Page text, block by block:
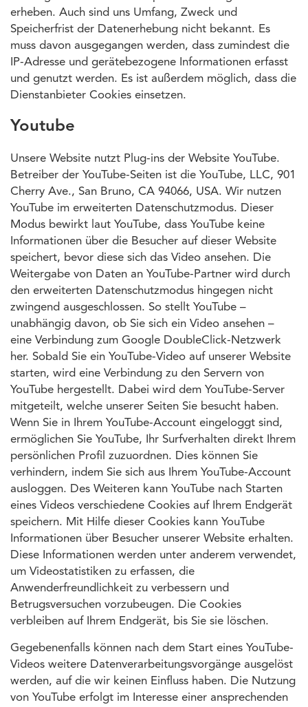
erheben. Auch sind uns Umfang, Zweck und
Speicherfrist der Datenerhebung nicht bekannt. Es
muss davon ausgegangen werden, dass zumindest die
IP-Adresse und gerätebezogene Informationen erfasst
und genutzt werden. Es ist außerdem möglich, dass die
Dienstanbieter Cookies einsetzen.
Youtube
Unsere Website nutzt Plug-ins der Website YouTube.
Betreiber der YouTube-Seiten ist die YouTube, LLC, 901
Cherry Ave., San Bruno, CA 94066, USA. Wir nutzen
YouTube im erweiterten Datenschutzmodus. Dieser
Modus bewirkt laut YouTube, dass YouTube keine
Informationen über die Besucher auf dieser Website
speichert, bevor diese sich das Video ansehen. Die
Weitergabe von Daten an YouTube-Partner wird durch
den erweiterten Datenschutzmodus hingegen nicht
zwingend ausgeschlossen. So stellt YouTube –
unabhängig davon, ob Sie sich ein Video ansehen –
eine Verbindung zum Google DoubleClick-Netzwerk
her. Sobald Sie ein YouTube-Video auf unserer Website
starten, wird eine Verbindung zu den Servern von
YouTube hergestellt. Dabei wird dem YouTube-Server
mitgeteilt, welche unserer Seiten Sie besucht haben.
Wenn Sie in Ihrem YouTube-Account eingeloggt sind,
ermöglichen Sie YouTube, Ihr Surfverhalten direkt Ihrem
persönlichen Profil zuzuordnen. Dies können Sie
verhindern, indem Sie sich aus Ihrem YouTube-Account
ausloggen. Des Weiteren kann YouTube nach Starten
eines Videos verschiedene Cookies auf Ihrem Endgerät
speichern. Mit Hilfe dieser Cookies kann YouTube
Informationen über Besucher unserer Website erhalten.
Diese Informationen werden unter anderem verwendet,
um Videostatistiken zu erfassen, die
Anwenderfreundlichkeit zu verbessern und
Betrugsversuchen vorzubeugen. Die Cookies
verbleiben auf Ihrem Endgerät, bis Sie sie löschen.
Gegebenenfalls können nach dem Start eines YouTube-
Videos weitere Datenverarbeitungsvorgänge ausgelöst
werden, auf die wir keinen Einfluss haben. Die Nutzung
von YouTube erfolgt im Interesse einer ansprechenden